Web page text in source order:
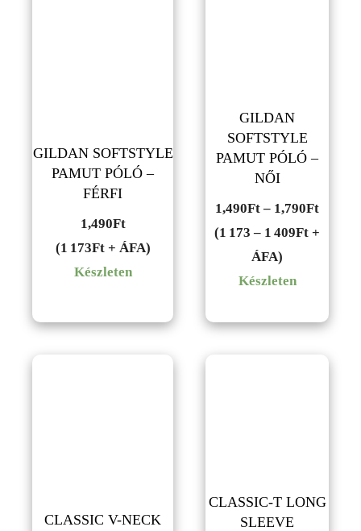
GILDAN SOFTSTYLE
PAMUT PÓLÓ –
FÉRFI
1,490Ft
(1 173Ft + ÁFA)
Készleten
GILDAN
SOFTSTYLE
PAMUT PÓLÓ –
NŐI
1,490Ft – 1,790Ft
(1 173 – 1 409Ft +
ÁFA)
Készleten
CLASSIC V-NECK
CLASSIC-T LONG
SLEEVE